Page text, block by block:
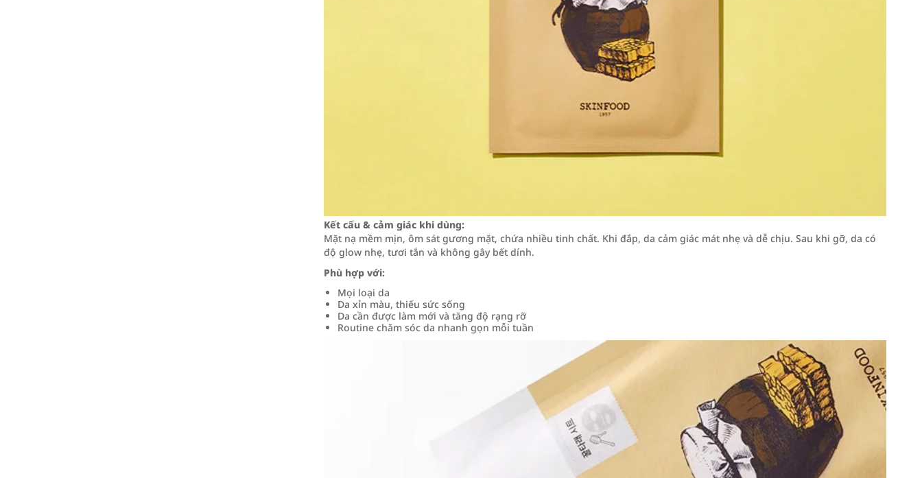
Kết cấu & cảm giác khi dùng:
Mặt nạ mềm mịn, ôm sát gương mặt, chứa nhiều tinh chất. Khi đắp, da cảm giác mát nhẹ và dễ chịu. Sau khi gỡ, da có
độ glow nhẹ, tươi tắn và không gây bết dính.
Phù hợp với:
Mọi loại da
Da xỉn màu, thiếu sức sống
Da cần được làm mới và tăng độ rạng rỡ
Routine chăm sóc da nhanh gọn mỗi tuần